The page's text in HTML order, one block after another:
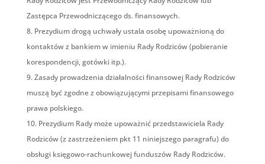
Zastępca Przewodniczącego ds. finansowych.
Prezydium drogą uchwały ustala osobę upoważnioną do
kontaktów z bankiem w imieniu Rady Rodziców (pobieranie
korespondencji, gotówki itp.).
Zasady prowadzenia działalności finansowej Rady Rodziców
muszą być zgodne z obowiązującymi przepisami finansowego
prawa polskiego.
Prezydium Rady może upoważnić przedstawiciela Rady
Rodziców (z zastrzeżeniem pkt 11 niniejszego paragrafu) do
obsługi księgowo-rachunkowej funduszów Rady Rodziców.